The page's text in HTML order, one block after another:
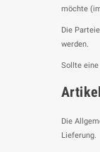
möchte
Die
werden.
Sollte eine
Die
Lieferung.